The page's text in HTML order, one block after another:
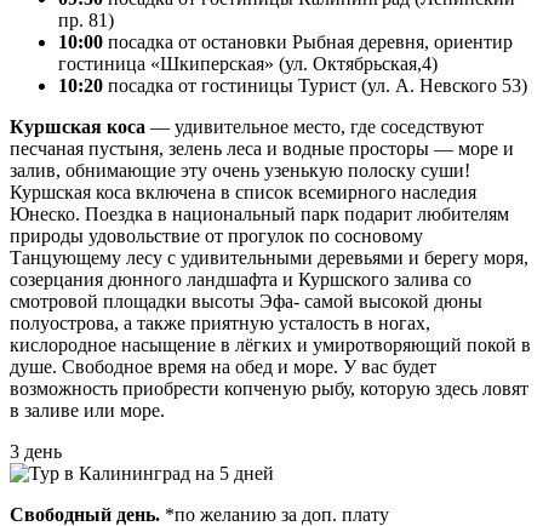
пр. 81)
10:00 посадка от остановки Рыбная деревня, ориентир
гостиница «Шкиперская» (ул. Октябрьская,4)
10:20 посадка от гостиницы Турист (ул. А. Невского 53)
Куршская коса — удивительное место, где соседствуют
песчаная пустыня, зелень леса и водные просторы — море и
залив, обнимающие эту очень узенькую полоску суши!
Куршская коса включена в список всемирного наследия
Юнеско. Поездка в национальный парк подарит любителям
природы удовольствие от прогулок по сосновому
Танцующему лесу с удивительными деревьями и берегу моря,
созерцания дюнного ландшафта и Куршского залива со
смотровой площадки высоты Эфа- самой высокой дюны
полуострова, а также приятную усталость в ногах,
кислородное насыщение в лёгких и умиротворяющий покой в
душе. Свободное время на обед и море. У вас будет
возможность приобрести копченую рыбу, которую здесь ловят
в заливе или море.
3 день
Свободный день. *по желанию за доп. плату